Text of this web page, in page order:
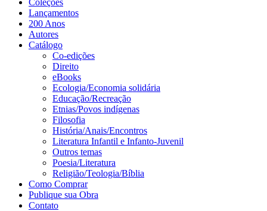
Coleções
Lançamentos
200 Anos
Autores
Catálogo
Co-edições
Direito
eBooks
Ecologia/Economia solidária
Educação/Recreação
Etnias/Povos indígenas
Filosofia
História/Anais/Encontros
Literatura Infantil e Infanto-Juvenil
Outros temas
Poesia/Literatura
Religião/Teologia/Bíblia
Como Comprar
Publique sua Obra
Contato